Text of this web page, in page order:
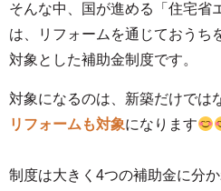
そんな中、国が進める「住宅省
は、リフォームを通じておうち
対象とした補助金制度です。
対象になるのは、新築だけでは
リフォームも対象になります
制度は大きく4つの補助金に分